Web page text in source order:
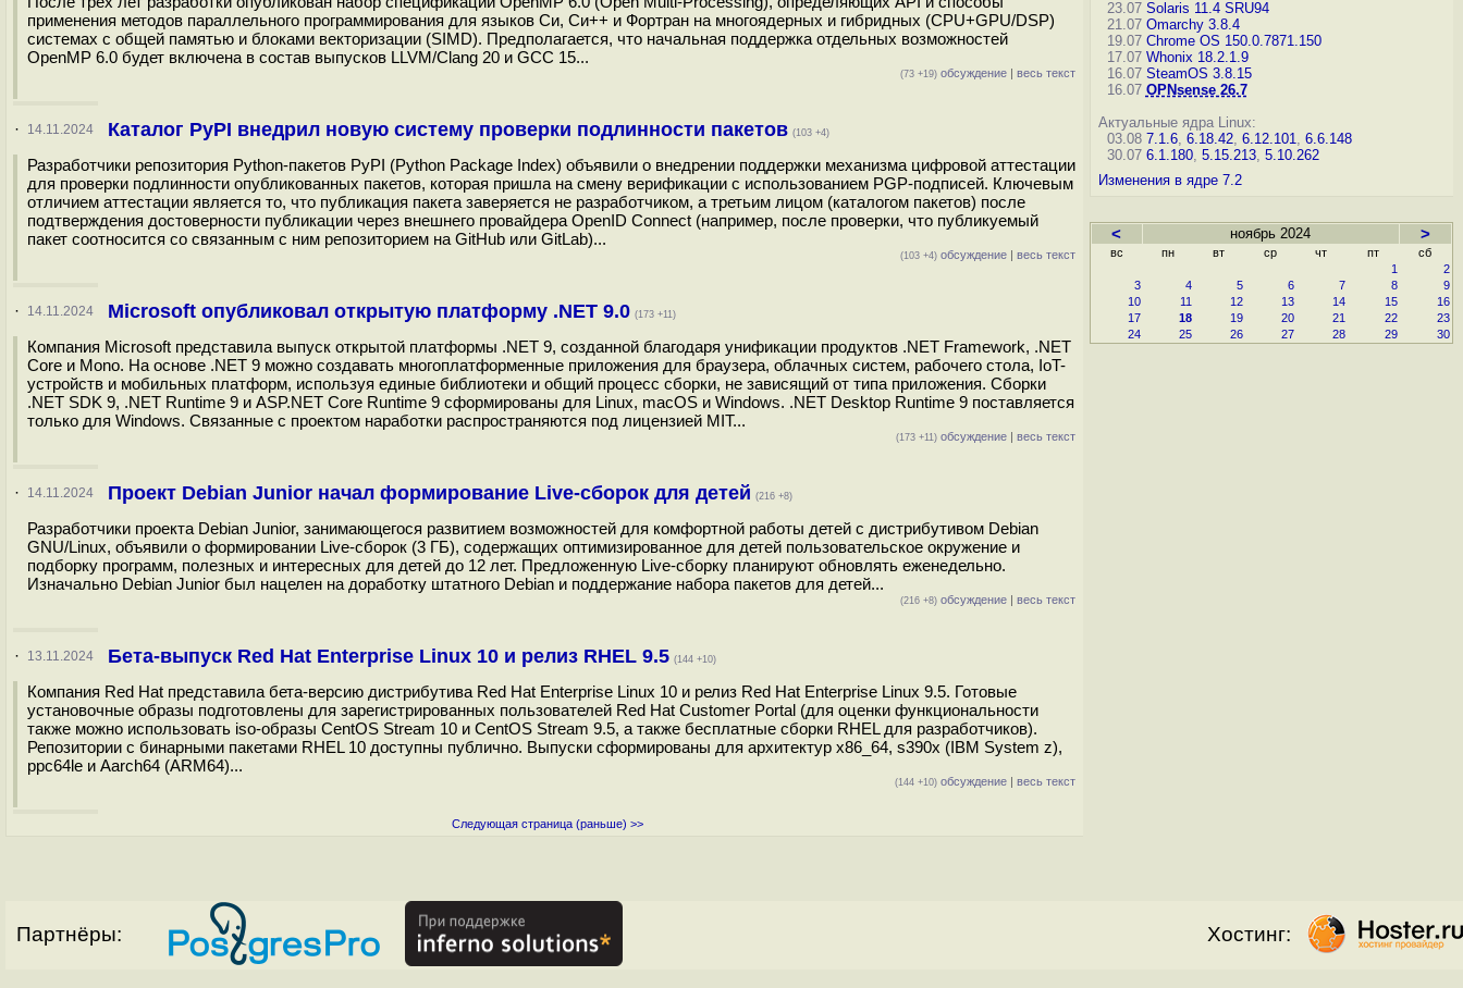
применения методов параллельного программирования для языков Си, Си++ и Фортран на многоядерных и гибридных (CPU+GPU/DSP)
системах с общей памятью и блоками векторизации (SIMD). Предполагается, что начальная поддержка отдельных возможностей
OpenMP 6.0 будет включена в состав выпусков LLVM/Clang 20 и GCC 15...
(73 +19) обсуждение | весь текст
· 14.11.2024 Каталог PyPI внедрил новую систему проверки подлинности пакетов (103 +4)
Разработчики репозитория Python-пакетов PyPI (Python Package Index) объявили о внедрении поддержки механизма цифровой аттестации
для проверки подлинности опубликованных пакетов, которая пришла на смену верификации с использованием PGP-подписей. Ключевым
отличием аттестации является то, что публикация пакета заверяется не разработчиком, а третьим лицом (каталогом пакетов) после
подтверждения достоверности публикации через внешнего провайдера OpenID Connect (например, после проверки, что публикуемый
пакет соотносится со связанным с ним репозиторием на GitHub или GitLab)...
(103 +4) обсуждение | весь текст
· 14.11.2024 Microsoft опубликовал открытую платформу .NET 9.0 (173 +11)
Компания Microsoft представила выпуск открытой платформы .NET 9, созданной благодаря унификации продуктов .NET Framework, .NET
Core и Mono. На основе .NET 9 можно создавать многоплатформенные приложения для браузера, облачных систем, рабочего стола, IoT-
устройств и мобильных платформ, используя единые библиотеки и общий процесс сборки, не зависящий от типа приложения. Сборки
.NET SDK 9, .NET Runtime 9 и ASP.NET Core Runtime 9 сформированы для Linux, macOS и Windows. .NET Desktop Runtime 9 поставляется
только для Windows. Связанные с проектом наработки распространяются под лицензией MIT...
(173 +11) обсуждение | весь текст
· 14.11.2024 Проект Debian Junior начал формирование Live-сборок для детей (216 +8)
Разработчики проекта Debian Junior, занимающегося развитием возможностей для комфортной работы детей с дистрибутивом Debian
GNU/Linux, объявили о формировании Live-сборок (3 ГБ), содержащих оптимизированное для детей пользовательское окружение и
подборку программ, полезных и интересных для детей до 12 лет. Предложенную Live-сборку планируют обновлять еженедельно.
Изначально Debian Junior был нацелен на доработку штатного Debian и поддержание набора пакетов для детей...
(216 +8) обсуждение | весь текст
· 13.11.2024 Бета-выпуск Red Hat Enterprise Linux 10 и релиз RHEL 9.5 (144 +10)
Компания Red Hat представила бета-версию дистрибутива Red Hat Enterprise Linux 10 и релиз Red Hat Enterprise Linux 9.5. Готовые
установочные образы подготовлены для зарегистрированных пользователей Red Hat Customer Portal (для оценки функциональности
также можно использовать iso-образы CentOS Stream 10 и CentOS Stream 9.5, а также бесплатные сборки RHEL для разработчиков).
Репозитории с бинарными пакетами RHEL 10 доступны публично. Выпуски сформированы для архитектур x86_64, s390x (IBM System z),
ppc64le и Aarch64 (ARM64)...
(144 +10) обсуждение | весь текст
Следующая страница (раньше) >>
23.07 Solaris 11.4 SRU94
21.07 Omarchy 3.8.4
19.07 Chrome OS 150.0.7871.150
17.07 Whonix 18.2.1.9
16.07 SteamOS 3.8.15
16.07 OPNsense 26.7
Актуальные ядра Linux:
03.08 7.1.6, 6.18.42, 6.12.101, 6.6.148
30.07 6.1.180, 5.15.213, 5.10.262
Изменения в ядре 7.2
< ноябрь 2024 >
вс пн вт ср чт пт
сб
1
2
3
4 5 6 7 8
9
10
11 12 13 14 15
16
17
18 19 20 21 22
23
24
25 26 27 28 29 30
Партнёры: Хостинг: